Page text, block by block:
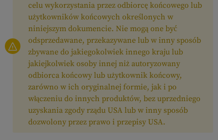
celu wykorzystania przez odbiorcę końcowego lub
użytkowników końcowych określonych w
niniejszym dokumencie. Nie mogą one być
odsprzedawane, przekazywane lub w inny sposób
zbywane do jakiegokolwiek innego kraju lub
jakiejkolwiek osoby innej niż autoryzowany
odbiorca końcowy lub użytkownik końcowy,
zarówno w ich oryginalnej formie, jak i po
włączeniu do innych produktów, bez uprzedniego
uzyskania zgody rządu USA lub w inny sposób
dozwolony przez prawo i przepisy USA.